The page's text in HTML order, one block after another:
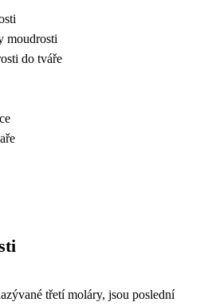
moudrosti
do tváře
třetí moláry, jsou poslední